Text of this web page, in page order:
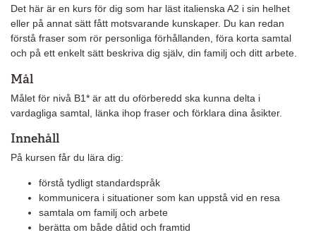
Det här är en kurs för dig som har läst italienska A2 i sin helhet
eller på annat sätt fått motsvarande kunskaper. Du kan redan
förstå fraser som rör personliga förhållanden, föra korta samtal
och på ett enkelt sätt beskriva dig själv, din familj och ditt arbete.
Mål
Målet för nivå B1* är att du oförberedd ska kunna delta i
vardagliga samtal, länka ihop fraser och förklara dina åsikter.
Innehåll
På kursen får du lära dig:
förstå tydligt standardspråk
kommunicera i situationer som kan uppstå vid en resa
samtala om familj och arbete
berätta om både dåtid och framtid